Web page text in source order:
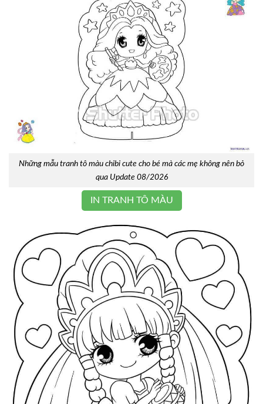
Những mẫu tranh tô màu chibi cute cho bé mà các mẹ không nên bỏ
qua Update 08/2026
IN TRANH TÔ MÀU